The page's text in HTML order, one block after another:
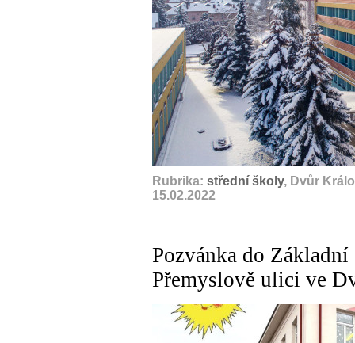
Rubrika: střední školy, Dvůr
15.02.2022
Pozvánka do
Přemyslově ulici ve